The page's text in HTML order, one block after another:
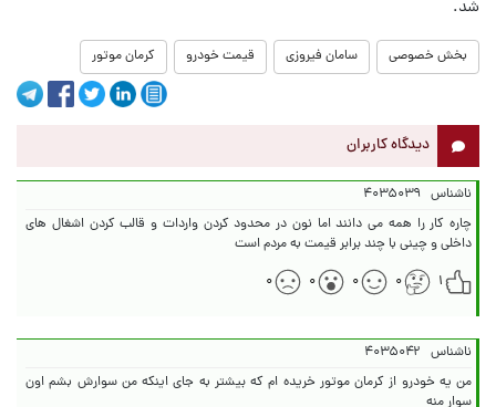
شد.
بخش خصوصی سامان فیروزی قیمت خودرو کرمان موتور
دیدگاه کاربران
ناشناس ۴۰۳۵۰۳۹
چاره کار را همه می دانند اما نون در محدود کردن واردات و قالب کردن اشغال های
داخلی و چینی با چند برابر قیمت به مردم است
۱
۰ ۰ ۰ ۰
ناشناس ۴۰۳۵۰۴۲
من یه خودرو از کرمان موتور خریده ام که بیشتر به جای اینکه من سوارش بشم اون
سوار منه